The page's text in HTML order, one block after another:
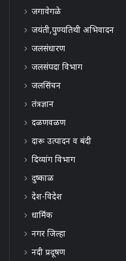
जगावेगळे
जयंती,पुण्यतिथी अभिवादन
जलसंधारण
जलसंपदा विभाग
जलसिंचन
तंत्रज्ञान
दळणवळण
दारू उत्पादन व बंदी
दिव्यांग विभाग
दुष्काळ
देश-विदेश
धार्मिक
नगर जिल्हा
नदी प्रदूषण